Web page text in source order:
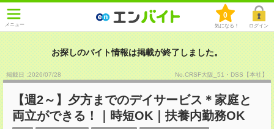
メニュー
0
気になる！ ログイン
お探しのバイト情報は掲載が終了しました。
掲載日 :2026/07/28 No.CRSF大阪_51・DSS【本社】
【週2～】夕方までのデイサービス＊家庭と
両立ができる！｜時短OK｜扶養内勤務OK